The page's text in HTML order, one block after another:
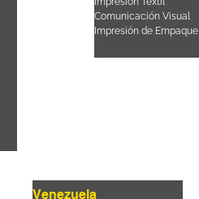
Comunicación Visual
Impresión de Empaque
Venezuela